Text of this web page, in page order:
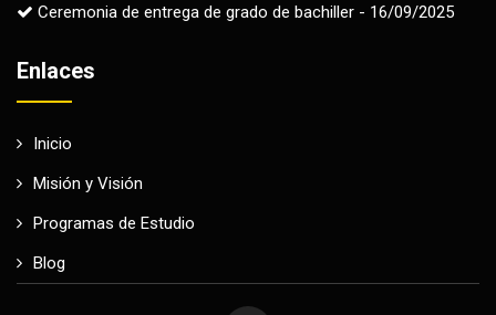
Ceremonia de entrega de grado de bachiller - 16/09/2025
Enlaces
Inicio
Misión y Visión
Programas de Estudio
Blog